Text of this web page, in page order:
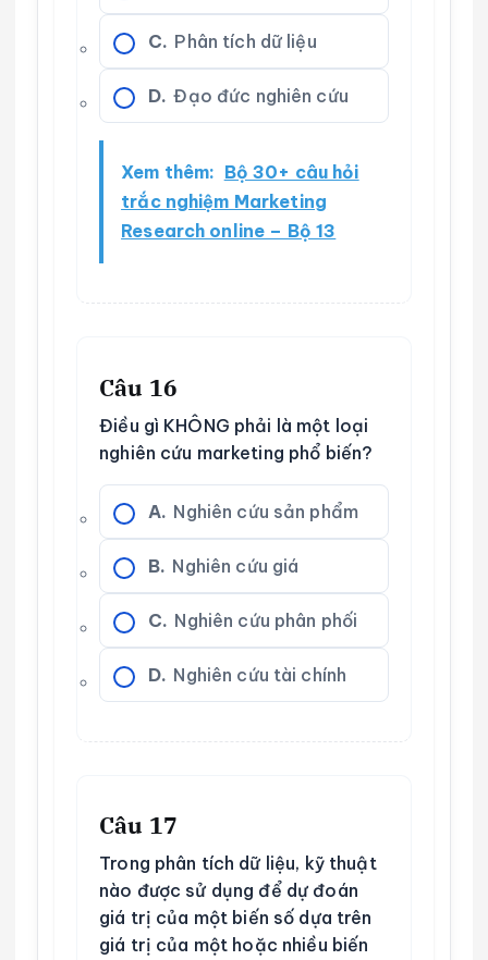
C. Phân tích dữ liệu
D. Đạo đức nghiên cứu
Xem thêm: Bộ 30+ câu hỏi
trắc nghiệm Marketing
Research online – Bộ 13
Câu 16
Điều gì KHÔNG phải là một loại
nghiên cứu marketing phổ biến?
A. Nghiên cứu sản phẩm
B. Nghiên cứu giá
C. Nghiên cứu phân phối
D. Nghiên cứu tài chính
Câu 17
Trong phân tích dữ liệu, kỹ thuật
nào được sử dụng để dự đoán
giá trị của một biến số dựa trên
giá trị của một hoặc nhiều biến